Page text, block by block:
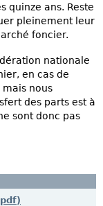
quinze ans. Reste
pleinement leur
foncier.
nationale
en cas de
nous
des parts est à
sont donc pas